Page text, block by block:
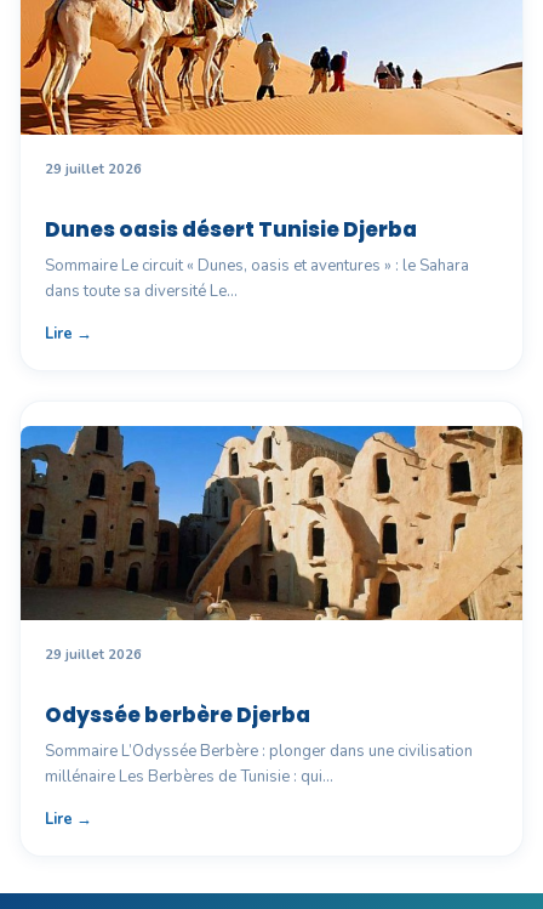
29 juillet 2026
Dunes oasis désert Tunisie Djerba
Sommaire Le circuit « Dunes, oasis et aventures » : le Sahara
dans toute sa diversité Le…
Lire →
29 juillet 2026
Odyssée berbère Djerba
Sommaire L’Odyssée Berbère : plonger dans une civilisation
millénaire Les Berbères de Tunisie : qui…
Lire →